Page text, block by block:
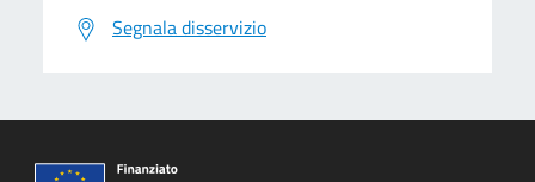
Segnala disservizio